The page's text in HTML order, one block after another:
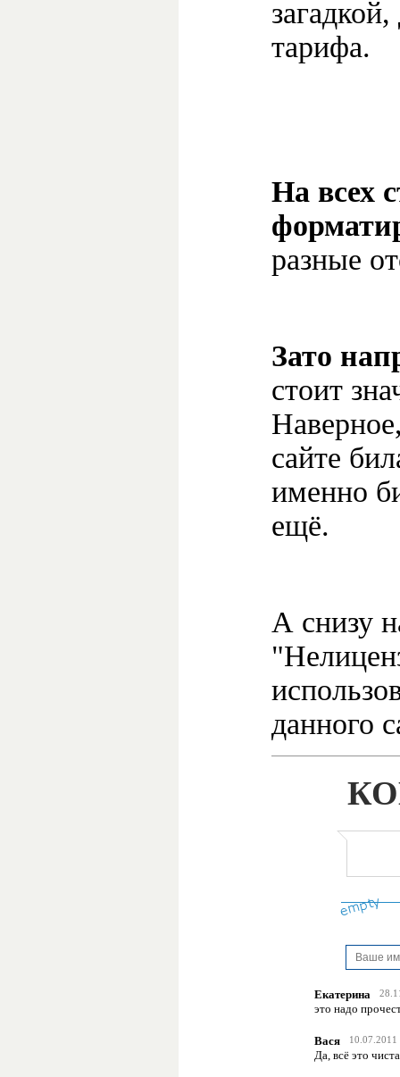
тарифа.
На всех
разные
Зато
стоит
сайте
именно
ещё.
А снизу
данного
Екатерина
это надо
Вася 10.07.2011
Да, всё это